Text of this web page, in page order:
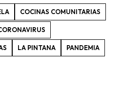
COCINAS COMUNITARIAS
LA PINTANA PANDEMIA